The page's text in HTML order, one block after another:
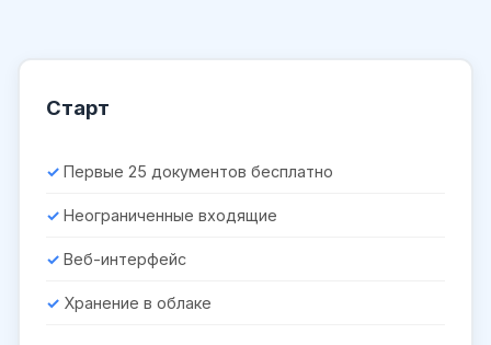
Старт
Первые 25 документов бесплатно
Неограниченные входящие
Веб-интерфейс
Хранение в облаке